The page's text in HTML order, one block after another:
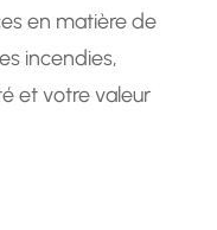
en matière de
incendies,
et votre valeur